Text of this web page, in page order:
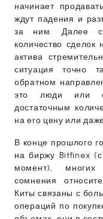
начинает
ждут падения и
за ним. Далее
количество
актива
ситуация точно
обратном
это люди или
достаточным
на его цену или
В конце прошлого
на биржу Bitfinex
момент), многих
сомнения
Киты связаны с
операций по